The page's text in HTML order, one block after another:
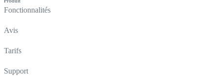
Fonctionnalités
Avis
Tarifs
Support